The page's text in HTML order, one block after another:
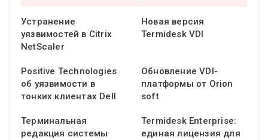
Устранение
уязвимостей в Citrix
NetScaler
Новая версия
Termidesk VDI
Positive Technologies
об уязвимости в
тонких клиентах Dell
Обновление VDI-
платформы от Orion
soft
Терминальная
редакция системы
Termidesk Enterprise:
единая лицензия для